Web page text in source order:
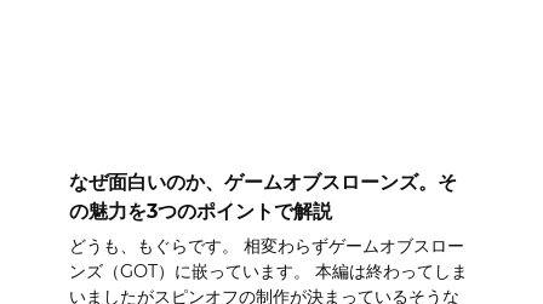
なぜ面白いのか、ゲームオブスローンズ。そ
の魅力を3つのポイントで解説
どうも、もぐらです。 相変わらずゲームオブスロー
ンズ（GOT）に嵌っています。 本編は終わってしま
いましたがスピンオフの制作が決まっているそうな